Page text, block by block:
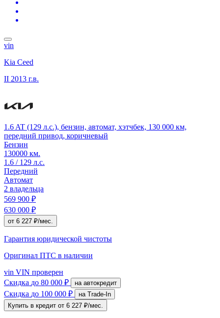
vin
Kia Ceed
II 2013 г.в.
1.6 AT (129 л.с.), бензин, автомат, хэтчбек, 130 000 км,
передний привод, коричневый
Бензин
130000 км.
1.6 / 129 л.с.
Передний
Автомат
2 владельца
569 900 ₽
630 000 ₽
от 6 227 ₽/мес.
Гарантия юридической чистоты
Оригинал ПТС в наличии
vin VIN проверен
Скидка до 80 000 ₽ на автокредит
Скидка до 100 000 ₽
на Trade-In
Купить в кредит от 6 227 ₽/мес.